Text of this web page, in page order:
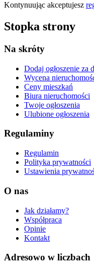
Kontynuując akceptujesz
Stopka strony
Na skróty
Dodaj ogłoszenie za
Wycena
Ceny mieszkań
Biura nieruchomości
Twoje ogłoszenia
Ulubione ogłoszenia
Regulaminy
Regulamin
Polityka prywatności
Ustawienia
O nas
Jak działamy?
Współpraca
Opinie
Kontakt
Adresowo w liczbach